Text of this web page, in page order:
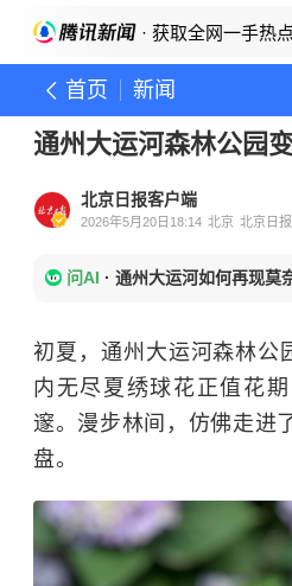
· 获取全网一手热点
首页 新闻
通州大运河森林公园
北京日报客户端
2026年5月20日18:14 北京 北京日
问AI · 通州大运河如何再现莫
初夏，通州大运河森林公
内无尽夏绣球花正值花
邃。漫步林间，仿佛走进
盘。